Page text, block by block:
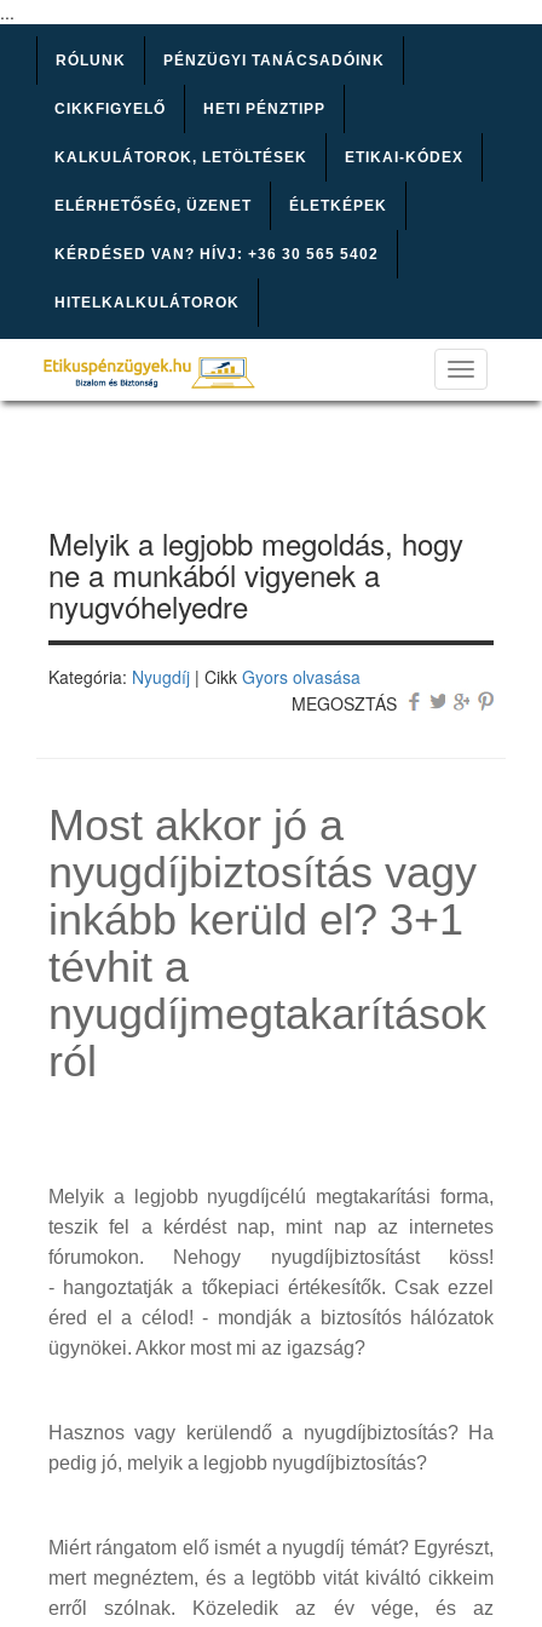
...
RÓLUNK PÉNZÜGYI TANÁCSADÓINK
CIKKFIGYELŐ HETI PÉNZTIPP
KALKULÁTOROK, LETÖLTÉSEK ETIKAI-KÓDEX
ELÉRHETŐSÉG, ÜZENET ÉLETKÉPEK
KÉRDÉSED VAN? HÍVJ: +36 30 565 5402
HITELKALKULÁTOROK
Toggle
navigation
Melyik a legjobb megoldás, hogy
ne a munkából vigyenek a
nyugvóhelyedre
Kategória: Nyugdíj | Cikk Gyors olvasása
MEGOSZTÁS
Most akkor jó a
nyugdíjbiztosítás vagy
inkább kerüld el? 3+1
tévhit a
nyugdíjmegtakarítások
ról
Melyik a legjobb nyugdíjcélú megtakarítási forma,
teszik fel a kérdést nap, mint nap az internetes
fórumokon. Nehogy nyugdíjbiztosítást köss!
- hangoztatják a tőkepiaci értékesítők. Csak ezzel
éred el a célod! - mondják a biztosítós hálózatok
ügynökei. Akkor most mi az igazság?
Hasznos vagy kerülendő a nyugdíjbiztosítás? Ha
pedig jó, melyik a legjobb nyugdíjbiztosítás?
Miért rángatom elő ismét a nyugdíj témát? Egyrészt,
mert megnéztem, és a legtöbb vitát kiváltó cikkeim
erről szólnak. Közeledik az év vége, és az